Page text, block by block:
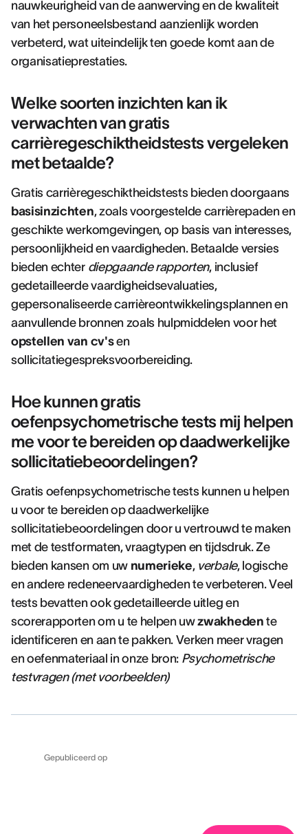
nauwkeurigheid van de aanwerving en de kwaliteit
van het personeelsbestand aanzienlijk worden
verbeterd, wat uiteindelijk ten goede komt aan de
organisatieprestaties.
Welke soorten inzichten kan ik
verwachten van gratis
carrièregeschiktheidstests vergeleken
met betaalde?
Gratis carrièregeschiktheidstests bieden doorgaans
basisinzichten, zoals voorgestelde carrièrepaden en
geschikte werkomgevingen, op basis van interesses,
persoonlijkheid en vaardigheden. Betaalde versies
bieden echter diepgaande rapporten, inclusief
gedetailleerde vaardigheidsevaluaties,
gepersonaliseerde carrièreontwikkelingsplannen en
aanvullende bronnen zoals hulpmiddelen voor het
opstellen van cv'sen
sollicitatiegespreksvoorbereiding.
Hoe kunnen gratis
oefenpsychometrische tests mij helpen
me voor te bereiden op daadwerkelijke
sollicitatiebeoordelingen?
Gratis oefenpsychometrische tests kunnen u helpen
u voor te bereiden op daadwerkelijke
sollicitatiebeoordelingen door u vertrouwd te maken
met de testformaten, vraagtypen en tijdsdruk. Ze
bieden kansen om uw numerieke, verbale, logische
en andere redeneervaardigheden te verbeteren. Veel
tests bevatten ook gedetailleerde uitleg en
scorerapporten om u te helpen uwzwakheden te
identificeren en aan te pakken. Verken meer vragen
en oefenmateriaal in onze bron: Psychometrische
testvragen (met voorbeelden)
Gepubliceerd op